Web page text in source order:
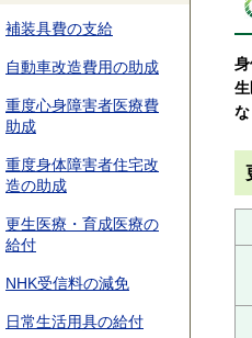
補装具費の支給
自動車改造費用の助成
重度心身障害者医療費
助成
重度身体障害者住宅改
造の助成
更生医療・育成医療の
給付
NHK受信料の減免
日常生活用具の給付